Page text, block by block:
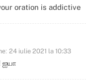
oration is addictive
24 iulie 2021 la 10:33